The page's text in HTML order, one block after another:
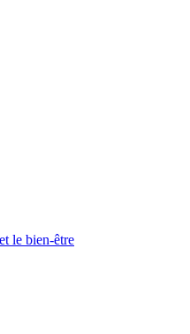
le bien-être